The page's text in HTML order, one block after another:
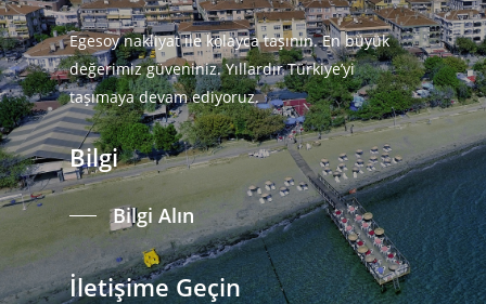
Egesoy nakliyat ile kolayca taşının. En büyük
değerimiz güveniniz. Yıllardır Türkiye’yi
taşımaya devam ediyoruz.
Bilgi
Bilgi Alın
İletişime Geçin